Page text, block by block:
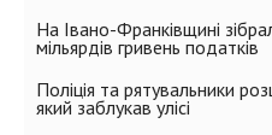
На Івано-Франківщині
мільярдів гривень податків
Поліція та рятувальники
який заблукав улісі